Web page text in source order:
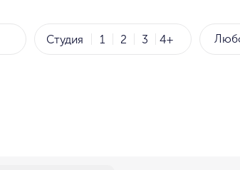
Студия 1 2 3 4+